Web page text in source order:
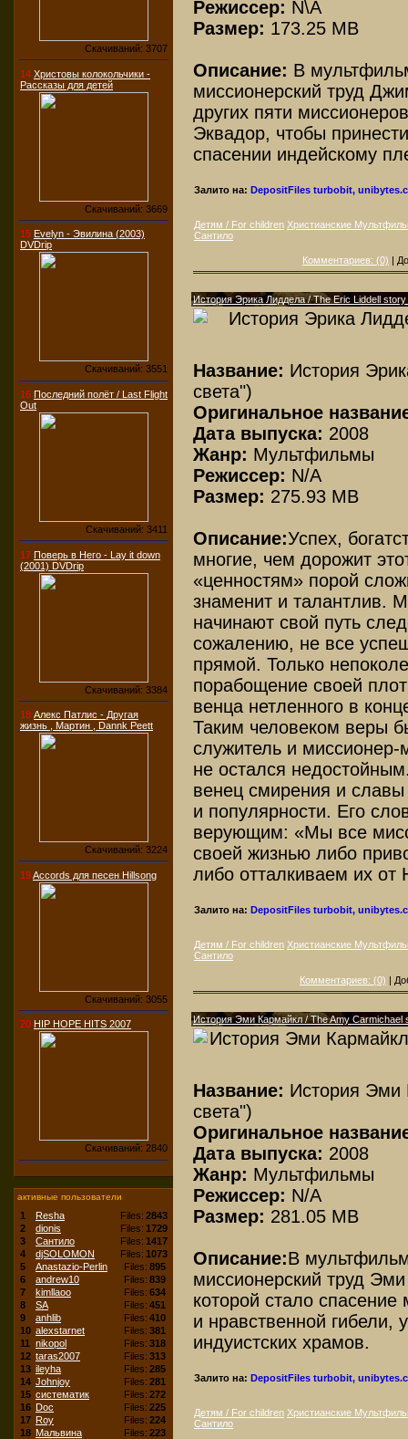
Скачиваний: 3707
14 Христовы колокольчики -
Рассказы для детей
Скачиваний: 3669
15 Evelyn - Эвилина (2003)
DVDrip
Скачиваний: 3551
16 Последний полёт / Last Flight
Out
Скачиваний: 3411
17 Поверь в Него - Lay it down
(2001) DVDrip
Скачиваний: 3384
18 Алекс Патлис - Другая
жизнь , Мартин , Dannk Peett
Скачиваний: 3224
19Accords для песен Hillsong
Скачиваний: 3055
20 HIP HOPE HITS 2007
Скачиваний: 2840
активные пользователи
1 Resha Files: 2843
2
dionis Files: 1729
3
Сантило Files: 1417
4
djSOLOMON Files: 1073
5
Anastazio-Perlin Files: 895
6
andrew10 Files: 839
7
kimllaoo Files: 634
8
SA Files: 451
9
anhlib Files: 410
10 alexstarnet Files: 381
11
nikopol Files: 318
12 taras2007 Files: 313
13 ileyha Files: 285
14 Johnjoy Files: 281
15 систематик Files: 272
16 Doc Files: 225
17 Roy Files: 224
18 Мальвина Files: 223
Режиссер: N\A
Размер: 173.25 MB
Описание: В
миссионерский труд
других пяти
Эквадор, чтобы
спасении индейскому
Залито на: DepositFiles turbobit,
Детям / For children Христианские
Сантило
Комментариев: (0) |
История Эрика Лиддела / The Eric Liddell
Название: История
света")
Оригинальное
Дата выпуска: 2008
Жанр: Мультфильмы
Режиссер: N/A
Размер: 275.93 MB
Описание:Успех,
многие, чем дорожит
«ценностям» порой
знаменит и талантлив.
начинают свой путь
сожалению, не все
прямой. Только
порабощение своей
венца нетленного в
Таким человеком веры
служитель и
не остался
венец смирения и
и популярности. Его
верующим: «Мы все
своей жизнью либо
либо отталкиваем их от
Залито на: DepositFiles turbobit,
Детям / For children Христианские
Сантило
Комментариев: (0) |
История Эми Кармайкл / The Amy Carmichael
Название: История Эми
света")
Оригинальное
Дата выпуска: 2008
Жанр: Мультфильмы
Режиссер: N/A
Размер: 281.05 MB
Описание:В
миссионерский труд
которой стало
и нравственной гибели,
индуистских храмов.
Залито на: DepositFiles turbobit,
Детям / For children Христианские
Сантило